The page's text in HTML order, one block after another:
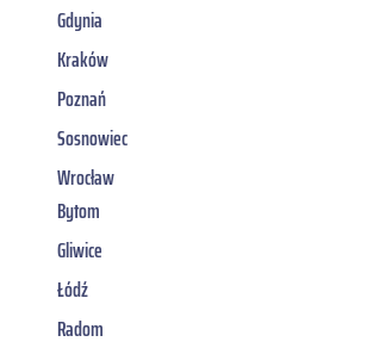
Gdynia
Kraków
Poznań
Sosnowiec
Wrocław
Bytom
Gliwice
Łódź
Radom